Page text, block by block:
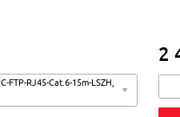
FTP-RJ45-Cat.6-15m-LSZH,
2